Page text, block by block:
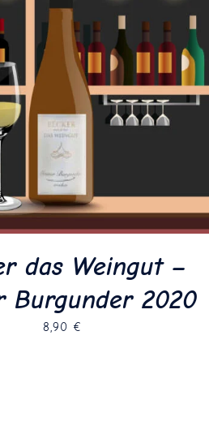
das Weingut –
Burgunder 2020
8,90 €